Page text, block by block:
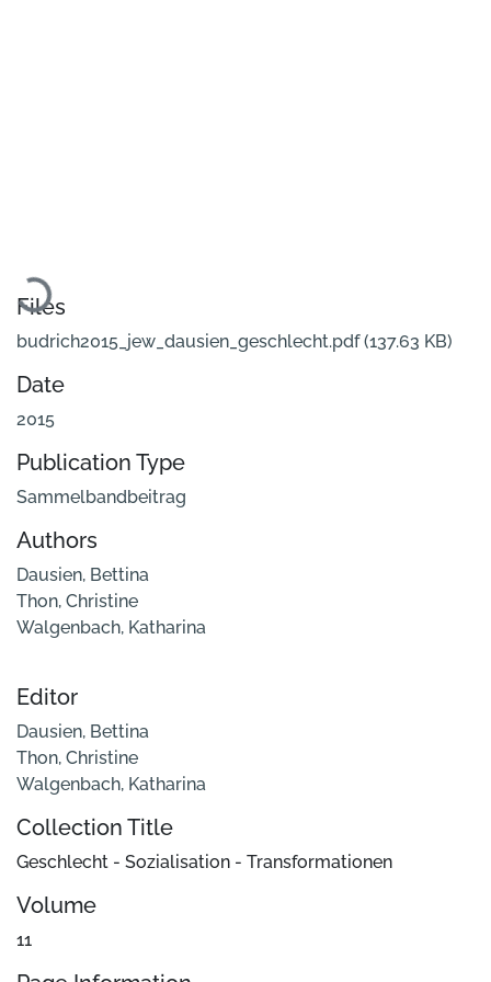
Loading...
Files
budrich2015_jew_dausien_geschlecht.pdf(137.63 KB)
Date
2015
Publication Type
Sammelbandbeitrag
Authors
Dausien, Bettina
Thon, Christine
Walgenbach, Katharina
Editor
Dausien, Bettina
Thon, Christine
Walgenbach, Katharina
Collection Title
Geschlecht - Sozialisation - Transformationen
Volume
11